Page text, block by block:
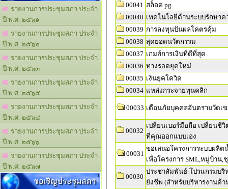
รายงานการประชุมสภา ประจำ
ปี พ.ศ. ๒๕๖๑
รายงานการประชุมสภา ประจำ
ปี พ.ศ. ๒๕๖๒
รายงานการประชุมสภา ประจำ
ปี พ.ศ. ๒๕๖๓
รายงานการประชุมสภา ประจำ
ปี พ.ศ. ๒๕๖๕
รายงานการประชุมสภา ประจำ
ปี พ.ศ. ๒๕๖๔
รายงานการประชุมสภา ประจำ
ปี พ.ศ. ๒๕๖๖
รายงานการประชุมสภา ประจำ
ปี พ.ศ. ๒๕๖๗
ขอเชิญประชุมสภา
00041 สล็อต pg
00040 เทคโนโลยีด้านระบบรักษา
00039 การลงทุนปันผลโคตรคุ้ม
00038 สุดยอดนวัตกรรม
00037 เกมส์การเงินที่ดีที่สุด
00036 ทางรอดยุคใหม่
00035 เงินยุคโควิด
00034 แหล่งกระจายทุนคลิก
00033 เตือนภัยบุคคลอันตรายวัดเ
00032
เปลี่ยนเบอร์มือถือ เปลี่ยนชี
ที่คุณออกแบบเอง
00031
ขอเสนอโครงการระบบผลิต
เพื่อโครงการ SML,หมู่บ้าน,
00030
ประชาสัมพันธ์-โปรแกรมบริ